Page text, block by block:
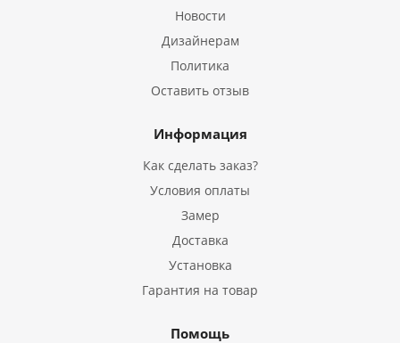
Новости
Дизайнерам
Политика
Оставить отзыв
Информация
Как сделать заказ?
Условия оплаты
Замер
Доставка
Установка
Гарантия на товар
Помощь